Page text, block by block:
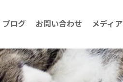
ブログ お問い合わせ メディア